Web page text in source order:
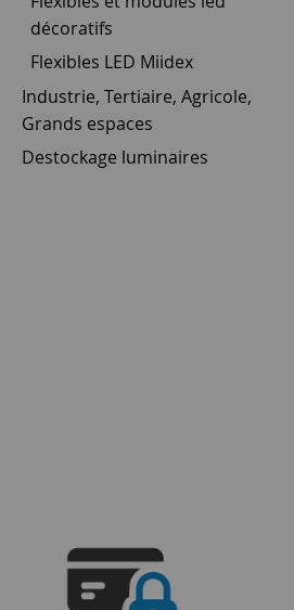
décoratifs
Flexibles LED Miidex
Industrie, Tertiaire, Agricole,
Grands espaces
Destockage luminaires